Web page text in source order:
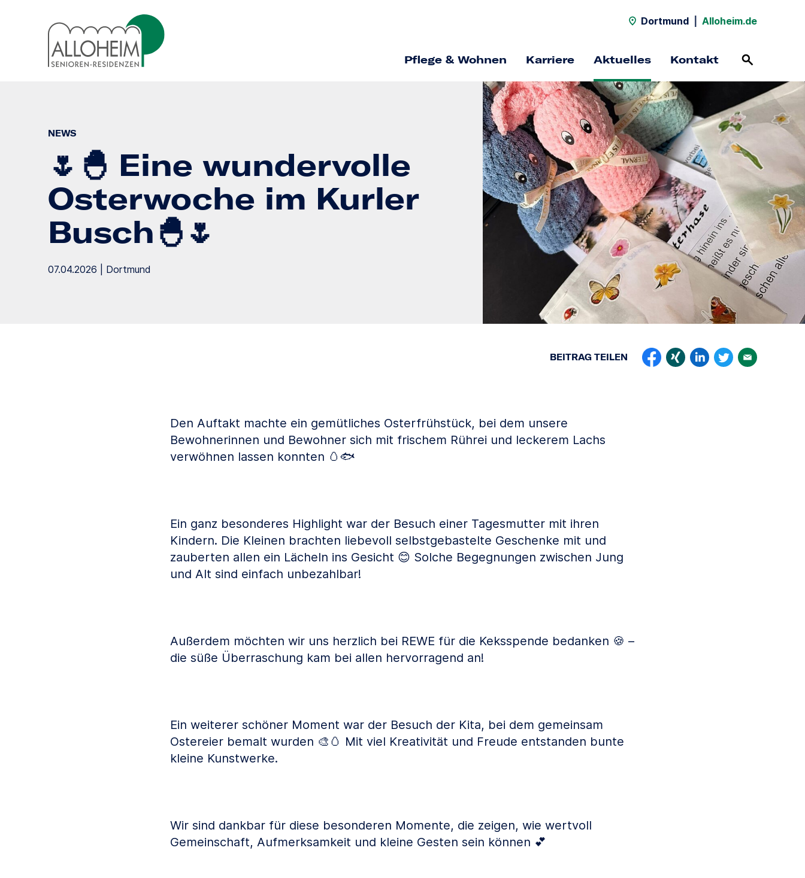
Dortmund Alloheim.de
Pflege & Wohnen Karriere Aktuelles Kontakt
NEWS
🌷🐣 Eine wundervolle
Osterwoche im Kurler
Busch🐣🌷
07.04.2026 | Dortmund
BEITRAG TEILEN
Den Auftakt machte ein gemütliches Osterfrühstück, bei dem unsere
Bewohnerinnen und Bewohner sich mit frischem Rührei und leckerem Lachs
verwöhnen lassen konnten 🥚🐟
Ein ganz besonderes Highlight war der Besuch einer Tagesmutter mit ihren
Kindern. Die Kleinen brachten liebevoll selbstgebastelte Geschenke mit und
zauberten allen ein Lächeln ins Gesicht 😊 Solche Begegnungen zwischen Jung
und Alt sind einfach unbezahlbar!
Außerdem möchten wir uns herzlich bei REWE für die Keksspende bedanken 🍪 –
die süße Überraschung kam bei allen hervorragend an!
Ein weiterer schöner Moment war der Besuch der Kita, bei dem gemeinsam
Ostereier bemalt wurden 🎨🥚 Mit viel Kreativität und Freude entstanden bunte
kleine Kunstwerke.
Wir sind dankbar für diese besonderen Momente, die zeigen, wie wertvoll
Gemeinschaft, Aufmerksamkeit und kleine Gesten sein können 💕